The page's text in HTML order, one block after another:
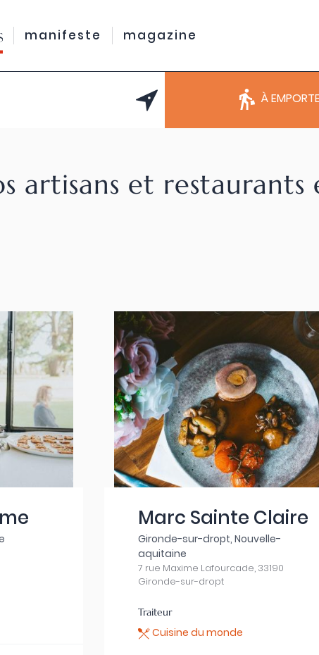
manifeste magazine
À
artisans et
Marc Sainte Claire
Gironde-sur-dropt, Nouvelle-
aquitaine
7 rue Maxime Lafourcade, 33190
Gironde-sur-dropt
Traiteur
Cuisine du monde